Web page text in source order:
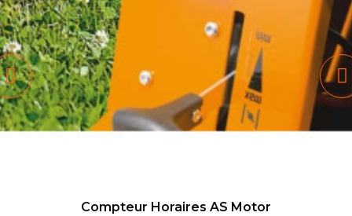
Compteur Horaires AS Motor